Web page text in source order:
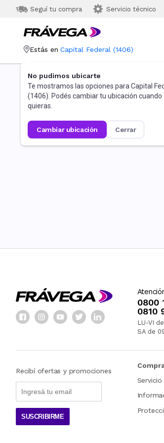
Seguí tu compra Servicio técnico
Estás en Capital Federal (1406)
No pudimos ubicarte
Te mostramos las opciones para Capital
(1406). Podés cambiar tu ubicación cuando
quieras.
cambiar ubicación cerrar
0800
0810
LU-VI
SA de
Recibí ofertas y promociones
SUSCRIBIRME